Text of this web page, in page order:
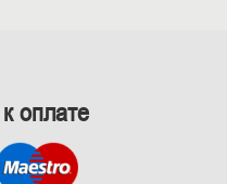
оплате